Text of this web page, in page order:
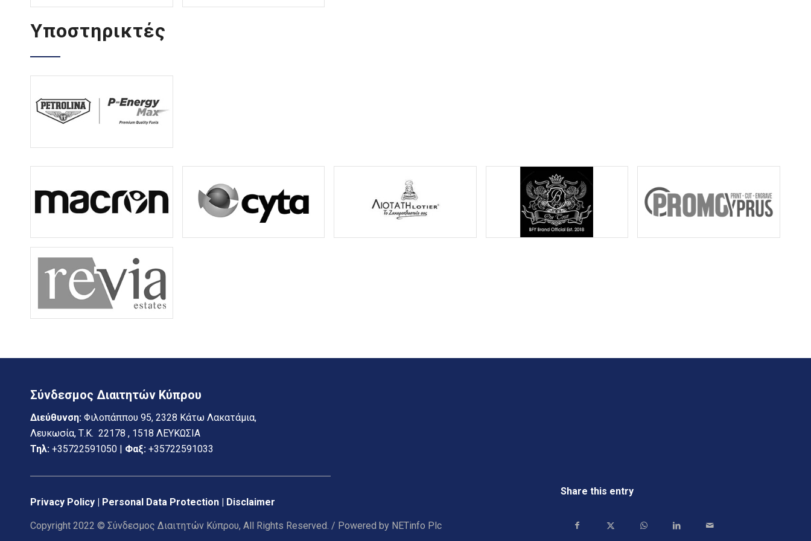
Υποστηρικτές
Σύνδεσμος Διαιτητών Κύπρου
Διεύθυνση: Φιλοπάππου 95, 2328 Κάτω Λακατάμια,
Λευκωσία, Τ.Κ. 22178 , 1518 ΛΕΥΚΩΣΙΑ
Τηλ: +35722591050 | Φαξ: +35722591033
Privacy Policy | Personal Data Protection | Disclaimer
Copyright 2022 © Σύνδεσμος Διαιτητών Κύπρου, All Rights Reserved. / Powered by NETinfo Plc
Share this entry